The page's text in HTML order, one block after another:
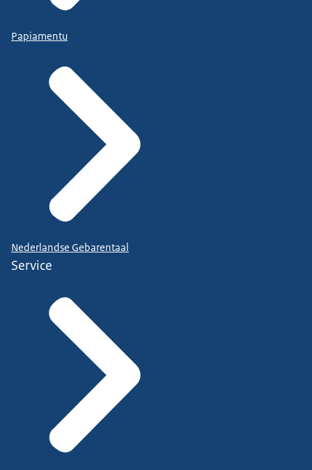
Papiamentu
Nederlandse Gebarentaal
Service